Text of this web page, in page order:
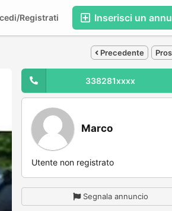
Inserisci un
Registrati
Precedente
338281xxxx
Marco
Utente non registrato
Segnala annuncio